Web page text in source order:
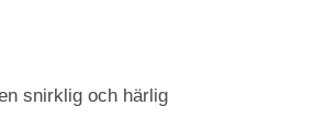
snirklig och härlig